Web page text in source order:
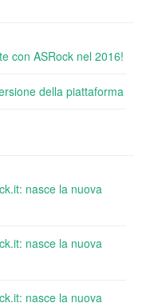
con ASRock nel 2016!
della piattaforma
nasce la nuova
nasce la nuova
nasce la nuova